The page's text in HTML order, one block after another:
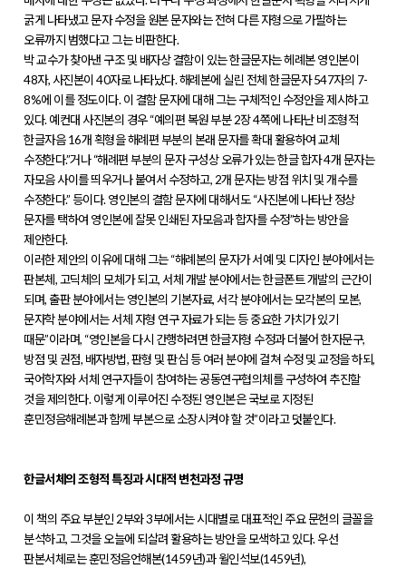
굵게 나타냈고 문자 수정을 원본 문자와는 전혀 다른 자형으로 가필하는
오류까지 범했다고 그는 비판한다.
박 교수가 찾아낸 구조 및 배자상 결함이 있는 한글문자는 헤례본 영인본이
48자, 사진본이 40자로 나타났다. 해례본에 실린 전체 한글문자 547자의 7-
8%에 이를 정도이다. 이 결함 문자에 대해 그는 구체적인 수정안을 제시하고
있다. 예컨대 사진본의 경우 “예의편 복원 부분 2장 4쪽에 나타난 비조형적
한글자음 16개 획형을 해례편 부분의 본래 문자를 확대 활용하여 교체
수정한다.”거나 “해례편 부분의 문자 구성상 오류가 있는 한글 합자 4개 문자는
자모음 사이를 띄우거나 붙여서 수정하고, 2개 문자는 방점 위치 및 개수를
수정한다.” 등이다. 영인본의 결함 문자에 대해서도 “사진본에 나타난 정상
문자를 택하여 영인본에 잘못 인쇄된 자모음과 합자를 수정”하는 방안을
제안한다.
이러한 제안의 이유에 대해 그는 “해례본의 문자가 서예 및 디자인 분야에서는
판본체, 고딕체의 모체가 되고, 서체 개발 분야에서는 한글폰트 개발의 근간이
되며, 출판 분야에서는 영인본의 기본자료, 서각 분야에서는 모각본의 모본,
문자학 분야에서는 서체 자형 연구 자료가 되는 등 중요한 가치가 있기
때문”이라며, “영인본을 다시 간행하려면 한글자형 수정과 더불어 한자문구,
방점 및 권점, 배자방법, 판형 및 판심 등 여러 분야에 걸쳐 수정 및 교정을 하되,
국어학자와 서체 연구자들이 참여하는 공동연구협의체를 구성하여 추진할
것을 제의한다. 이렇게 이루어진 수정된 영인본은 국보로 지정된
훈민정음해례본과 함께 부본으로 소장시켜야 할 것”이라고 덧붙인다.
한글서체의 조형적 특징과 시대적 변천과정 규명
이 책의 주요 부분인 2부와 3부에서는 시대별로 대표적인 주요 문헌의 글꼴을
분석하고, 그것을 오늘에 되살려 활용하는 방안을 모색하고 있다. 우선
판본서체로는 훈민정음언해본(1459년)과 월인석보(1459년),